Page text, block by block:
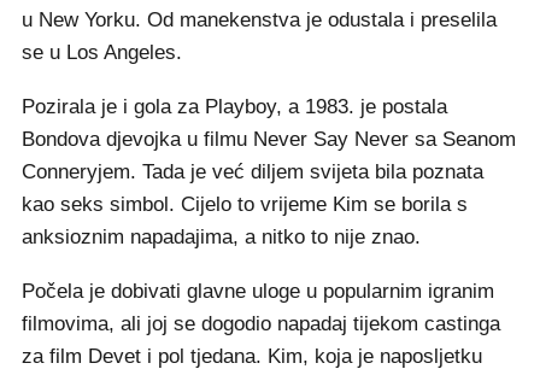
u New Yorku. Od manekenstva je odustala i preselila
se u Los Angeles.
Pozirala je i gola za Playboy, a 1983. je postala
Bondova djevojka u filmu Never Say Never sa Seanom
Conneryjem. Tada je već diljem svijeta bila poznata
kao seks simbol. Cijelo to vrijeme Kim se borila s
anksioznim napadajima, a nitko to nije znao.
Počela je dobivati glavne uloge u popularnim igranim
filmovima, ali joj se dogodio napadaj tijekom castinga
za film Devet i pol tjedana. Kim, koja je naposljetku